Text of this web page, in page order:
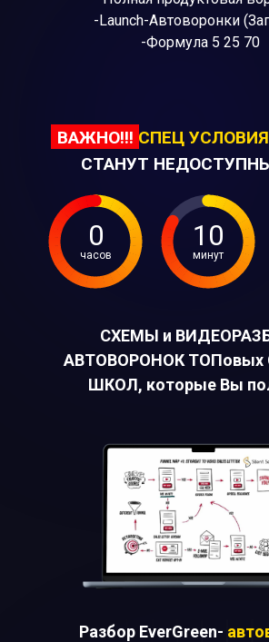
-Launch-Автоворонки
-Формула 5 25 70
0
часов
10
минут
ВАЖНО!!! СПЕЦ
СТАНУТ
Разбор EverGreen-
СХЕМЫ и
АВТОВОРОНОК
ШКОЛ, которые Вы